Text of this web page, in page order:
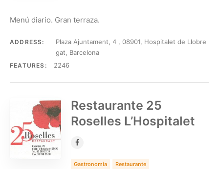
Menú diario. Gran terraza.
ADDRESS:
Plaza Ajuntament, 4 , 08901, Hospitalet de Llobre
gat, Barcelona
FEATURES: 2246
Restaurante 25
Roselles L’Hospitalet
Gastronomía Restaurante